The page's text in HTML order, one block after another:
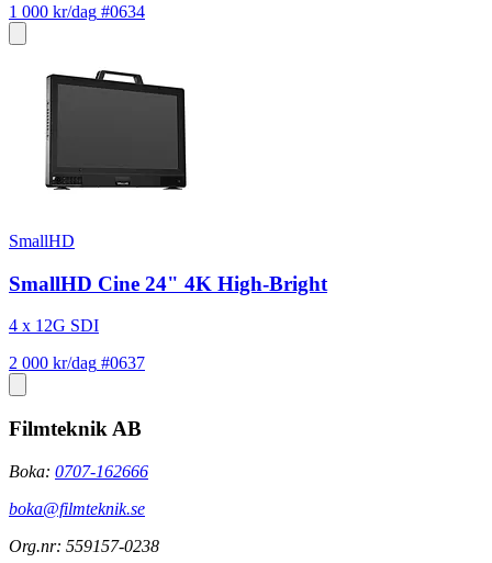
1 000 kr/dag #0634
SmallHD
SmallHD Cine 24" 4K High-Bright
4 x 12G SDI
2 000 kr/dag #0637
Filmteknik AB
Boka: 0707-162666
boka@filmteknik.se
Org.nr: 559157-0238